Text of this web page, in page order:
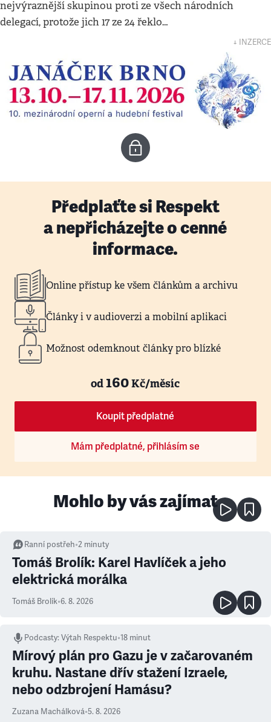
nejvýraznější skupinou proti ze všech národních
delegací, protože jich 17 ze 24 řeklo…
↓ INZERCE
Předplaťte si Respekt
a nepřicházejte o cenné
informace.
Online přístup ke všem článkům a archivu
Články i v audioverzi a mobilní aplikaci
Možnost odemknout články pro blízké
od160Kč/měsíc
Koupit předplatné
Mám předplatné, přihlásím se
Mohlo by vás zajímat
Ranní postřeh•2 minuty
Tomáš Brolík: Karel Havlíček a jeho
elektrická morálka
Tomáš Brolík•6. 8. 2026
Podcasty:Výtah Respektu•18 minut
Mírový plán pro Gazu je v začarovaném
kruhu. Nastane dřív stažení Izraele,
nebo odzbrojení Hamásu?
Zuzana Machálková•5. 8. 2026